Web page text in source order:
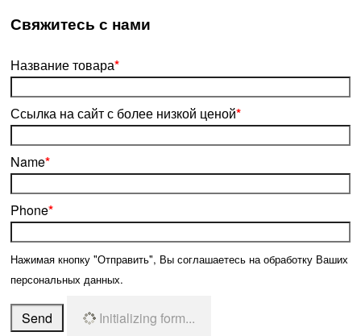
­Свяжитесь с нами
Название товара*
Ссылка на сайт с более низкой ценой*
Name*
Phone*
Нажимая кнопку "Отправить", Вы соглашаетесь на обработку Ваших
персональных данных.
Send Initializing form...